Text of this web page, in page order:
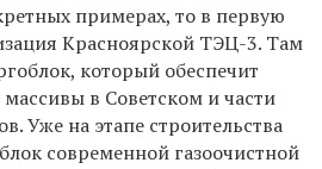
примерах, то в первую
Красноярской ТЭЦ-3. Там
который обеспечит
в Советском и части
Уже на этапе строительства
современной газоочистной